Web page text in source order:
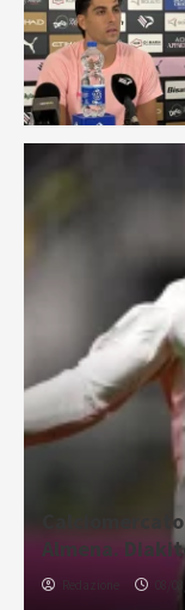
Almena.
08/